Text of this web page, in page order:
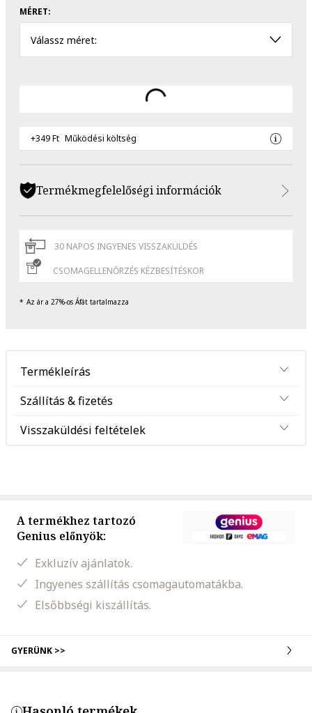
MÉRET:
Válassz méret:
+349 Ft Működési költség
Termékmegfelelőségi információk
30 NAPOS INGYENES VISSZAKÜLDÉS
CSOMAGELLENŐRZÉS KÉZBESÍTÉSKOR
Az ár a 27%-os Áfát tartalmazza
Termékleírás
Szállítás & fizetés
Visszaküldési feltételek
A termékhez tartozó
Genius előnyök:
Exkluzív ajánlatok.
Ingyenes szállítás csomagautomatákba.
Elsőbbségi kiszállítás.
GYERÜNK >>